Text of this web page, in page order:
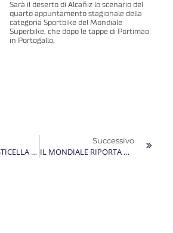
Sarà il deserto di Alcañiz lo scenario del
quarto appuntamento stagionale della
categoria Sportbike del Mondiale
Superbike, che dopo le tappe di Portimao
in Portogallo,
IL CIV ALZA L’ASTICELLA E PER MARCO GAGGI MISANO DIVENTA UN VALIDO COLLAUDO IN FUNZIONE DEL MONDIALE
Successivo
IL MONDIALE RIPORTA MARCO GAGGI A MISANO RITROVANDO ANCHE IL PUBBLICO